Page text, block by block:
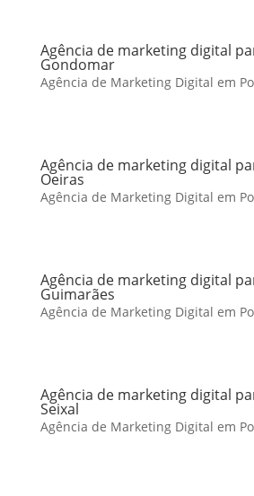
Agência de marketing digital
Gondomar
Agência de Marketing Digital em
Agência de marketing digital
Oeiras
Agência de Marketing Digital em
Agência de marketing digital
Guimarães
Agência de Marketing Digital em
Agência de marketing digital
Seixal
Agência de Marketing Digital em